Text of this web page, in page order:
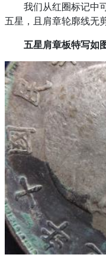
我们从红圈标记中可
五星，且肩章轮廓线无
五星肩章板特写如